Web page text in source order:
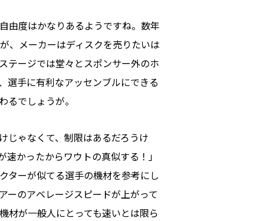
由度はかなりあるようですね。数年
、メーカーはディスクを売りたいは
テージでは堂々とスポンサー外のホ
選手に有利なアッセンブルにできる
るでしょうが。
じゃなくて、制限はあるだろうけ
かったからワウトの真似する！」
ターが似てる選手の機材を参考にし
ーのアベレージスピードが上がって
材が一般人にとっても速いとは限ら